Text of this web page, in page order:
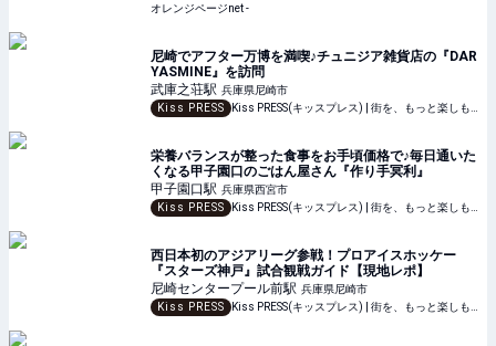
オレンジページnet -
尼崎でアフター万博を満喫♪チュニジア雑貨店の『DAR
YASMINE』を訪問
武庫之荘駅 兵庫県尼崎市
Kiss PRESS
栄養バランスが整った食事をお手頃価格で♪毎日通いた
くなる甲子園口のごはん屋さん『作り手冥利』
甲子園口駅 兵庫県西宮市
Kiss PRESS
西日本初のアジアリーグ参戦！プロアイスホッケー
『スターズ神戸』試合観戦ガイド【現地レポ】
尼崎センタープール前駅 兵庫県尼崎市
Kiss PRESS